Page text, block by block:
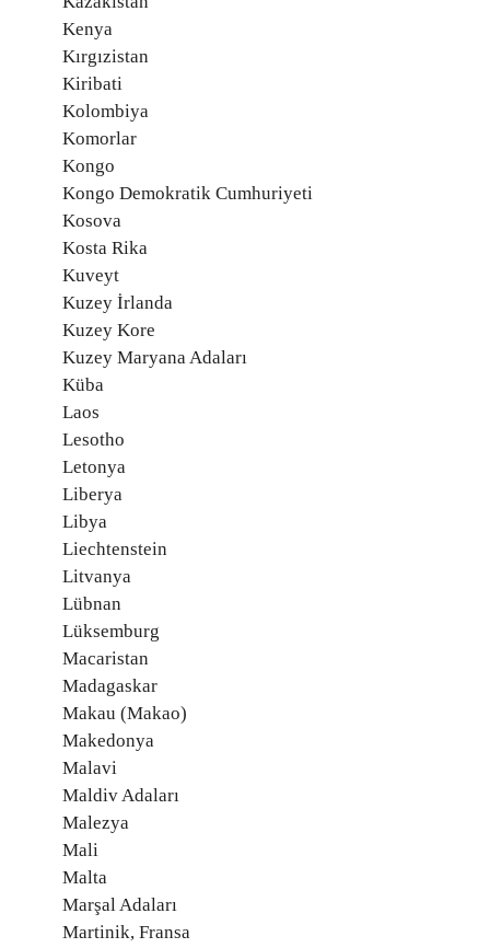
Kenya
Kırgızistan
Kiribati
Kolombiya
Komorlar
Kongo
Kongo Demokratik Cumhuriyeti
Kosova
Kosta Rika
Kuveyt
Kuzey İrlanda
Kuzey Kore
Kuzey Maryana Adaları
Küba
Laos
Lesotho
Letonya
Liberya
Libya
Liechtenstein
Litvanya
Lübnan
Lüksemburg
Macaristan
Madagaskar
Makau (Makao)
Makedonya
Malavi
Maldiv Adaları
Malezya
Mali
Malta
Marşal Adaları
Martinik, Fransa